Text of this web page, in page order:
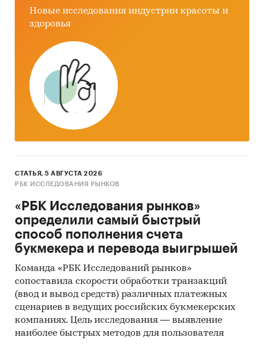
Новые исследования индустрии красоты и
здоровья
СТАТЬЯ, 5 АВГУСТА 2026
РБК ИССЛЕДОВАНИЯ РЫНКОВ
«РБК Исследования рынков»
определили самый быстрый
способ пополнения счета
букмекера и перевода выигрышей
Команда «РБК Исследований рынков»
сопоставила скорости обработки транзакций
(ввод и вывод средств) различных платежных
сценариев в ведущих российских букмекерских
компаниях. Цель исследования — выявление
наиболее быстрых методов для пользователя